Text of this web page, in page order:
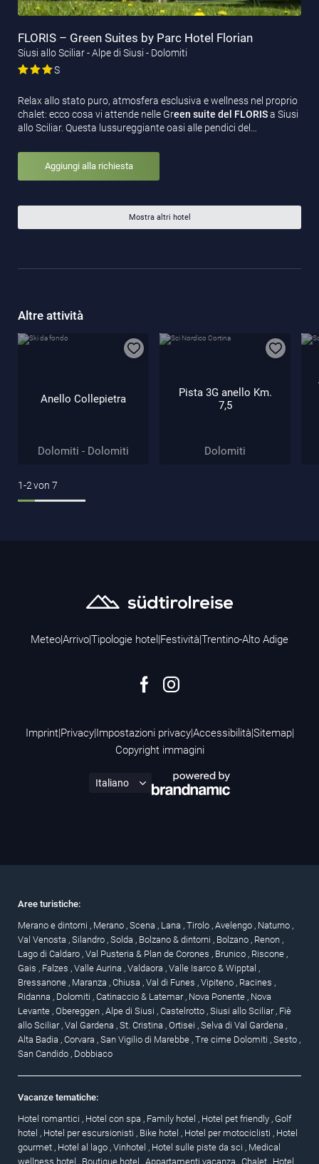
FLORIS – Green Suites by Parc Hotel Florian
Siusi allo Sciliar - Alpe di Siusi - Dolomiti
S
Relax allo stato puro, atmosfera esclusiva e wellness nel proprio
chalet: ecco cosa vi attende nelle Green suite del FLORISa Siusi
allo Sciliar. Questa lussureggiante oasi alle pendici del…
Aggiungi alla richiesta
Mostra altri hotel
Altre attività
Anello Collepietra
Dolomiti - Dolomiti
Pista 3G anello Km.
7,5
Dolomiti
1-2von 7
Meteo|Arrivo|Tipologie hotel |Festività|Trentino-Alto Adige
Imprint|Privacy|Impostazioni privacy|Accessibilità|Sitemap|
Copyright immagini
Aree turistiche:
Merano e dintorni , Merano , Scena , Lana , Tirolo , Avelengo , Naturno ,
Val Venosta , Silandro , Solda , Bolzano & dintorni , Bolzano , Renon ,
Lago di Caldaro , Val Pusteria & Plan de Corones , Brunico , Riscone ,
Gais , Falzes , Valle Aurina , Valdaora , Valle Isarco & Wipptal ,
Bressanone , Maranza , Chiusa , Val di Funes , Vipiteno , Racines ,
Ridanna , Dolomiti , Catinaccio & Latemar , Nova Ponente , Nova
Levante , Obereggen , Alpe di Siusi , Castelrotto , Siusi allo Sciliar , Fiè
allo Sciliar , Val Gardena , St. Cristina , Ortisei , Selva di Val Gardena ,
Alta Badia , Corvara , San Vigilio di Marebbe , Tre cime Dolomiti , Sesto ,
San Candido , Dobbiaco
Vacanze tematiche:
Hotel romantici , Hotel con spa , Family hotel , Hotel pet friendly , Golf
hotel , Hotel per escursionisti , Bike hotel , Hotel per motociclisti , Hotel
gourmet , Hotel al lago , Vinhotel , Hotel sulle piste da sci , Medical
wellness hotel , Boutique hotel , Appartamenti vacanza , Chalet , Hotel